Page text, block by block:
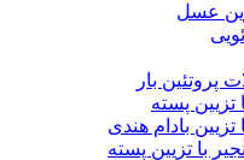
عسل
پروتئین بار
تزیین پسته
تزیین بادام هندی
با تزیین پسته